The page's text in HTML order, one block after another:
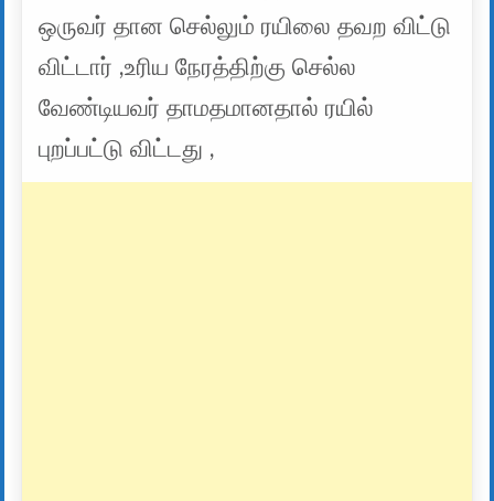
ஒருவர் தான செல்லும் ரயிலை தவற விட்டு
விட்டார் ,உரிய நேரத்திற்கு செல்ல
வேண்டியவர் தாமதமானதால் ரயில்
புறப்பட்டு விட்டது ,